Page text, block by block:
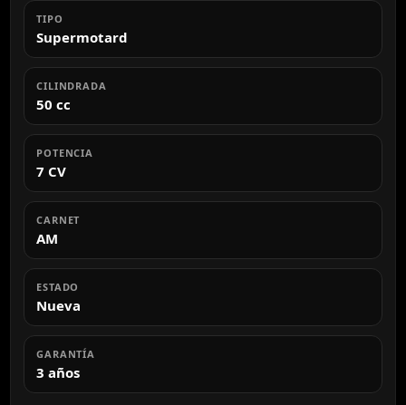
TIPO
Supermotard
CILINDRADA
50 cc
POTENCIA
7 CV
CARNET
AM
ESTADO
Nueva
GARANTÍA
3 años